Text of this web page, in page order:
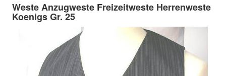
Weste Anzugweste Freizeitweste Herrenweste
Koenigs Gr. 25